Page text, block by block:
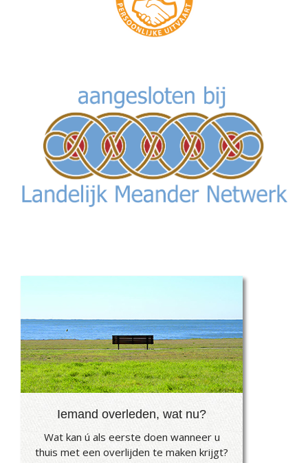
Iemand overleden, wat nu?
Wat kan ú als eerste doen wanneer u
thuis met een overlijden te maken krijgt?